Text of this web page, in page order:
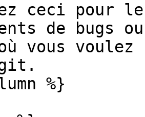
ceci pour
de bugs
vous voulez
%}